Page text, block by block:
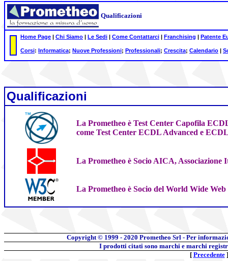
Qualificazioni
Home Page | Chi Siamo | Le Sedi | Come Contattarci | Franchising | Patente
Corsi: Informatica; Nuove Professioni; Professionali; Crescita; Calendario |
Qualificazioni
La Prometheo è Test Center Capofila
come Test Center ECDL Advanced e
La Prometheo è Socio AICA,
La Prometheo è Socio del World Wide
Copyright © 1999 - 2020 Prometheo Srl - Per
I prodotti citati sono marchi e marchi
[ Precedente]